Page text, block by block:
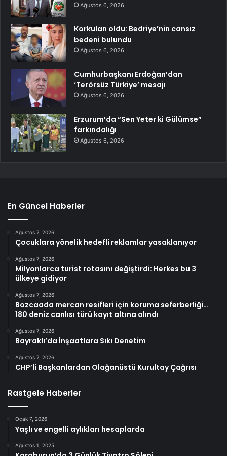
Ağustos 6, 2026
Korkulan oldu: Bedriye’nin cansız
bedeni bulundu
Ağustos 6, 2026
Cumhurbaşkanı Erdoğan’dan
‘Terörsüz Türkiye’ mesajı
Ağustos 6, 2026
Erzurum’da “Sen Yeter ki Gülümse”
farkındalığı
Ağustos 6, 2026
En Güncel Haberler
Ağustos 7, 2026
Çocuklara yönelik hedefli reklamlar yasaklanıyor
Ağustos 7, 2026
Milyonlarca turist rotasını değiştirdi: Herkes bu 3
ülkeye gidiyor
Ağustos 7, 2026
Bozcaada mercan resifleri için koruma seferberliği…
180 deniz canlısı türü kayıt altına alındı
Ağustos 7, 2026
Bayraklı’da İnşaatlara Sıkı Denetim
Ağustos 7, 2026
CHP’li Başkanlardan Olağanüstü Kurultay Çağrısı
Rastgele Haberler
Ocak 7, 2026
Yaşlı ve engelli aylıkları hesaplarda
Ağustos 1, 2025